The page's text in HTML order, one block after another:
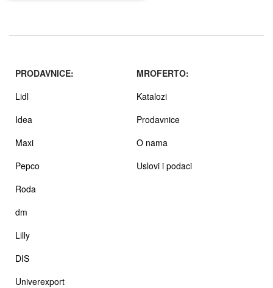
PRODAVNICE:
Lidl
Idea
Maxi
Pepco
Roda
dm
Lilly
DIS
Univerexport
MROFERTO:
Katalozi
Prodavnice
O nama
Uslovi i podaci